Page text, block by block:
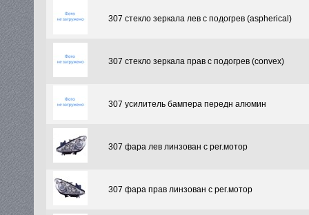
307 стекло зеркала лев с подогрев (aspherical)
307 стекло зеркала прав с подогрев (convex)
307 усилитель бампера передн алюмин
307 фара лев линзован с рег.мотор
307 фара прав линзован с рег.мотор